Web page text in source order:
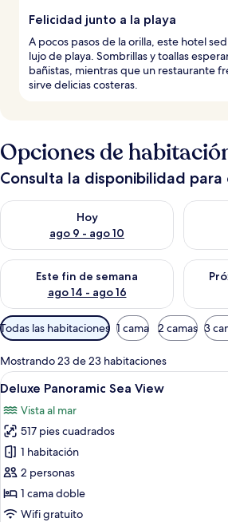
Felicidad junto a la playa
A pocos pasos de la orilla, este hotel
lujo de playa. Sombrillas y toallas
bañistas, mientras que un restaurante
sirve delicias costeras.
Opciones de
Consulta la disponibilidad para
Hoy
ago 9 - ago 10
Consulta la disponibilidad para hoy ago
Este fin de semana
ago 14 - ago 16
Consulta la disponibilidad para este fin
Filtros
disponibles
para
las
habitaciones
Todas las habitaciones 1 cama 2 camas 3
Mostrando 23 de 23 habitaciones
Abrir
todas
las
fotos
de
Deluxe
Panoramic
Sea
Una
31
Deluxe Panoramic Sea View
Vista al mar
517 pies cuadrados
1 habitación
2 personas
1 cama doble
Wifi gratuito